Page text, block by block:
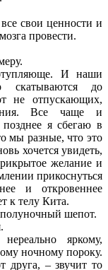
свои ценности и
провести.
И наши
скатываются до
не отпускающих,
Все чаще и
позднее я сбегаю в
мы разные, что это
хочется увидеть,
желание и
прикоснуться
и откровеннее
к телу Кита.
шепот.
яркому,
ночному пороку.
– звучит то